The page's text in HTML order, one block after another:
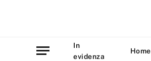
In
evidenza
Home